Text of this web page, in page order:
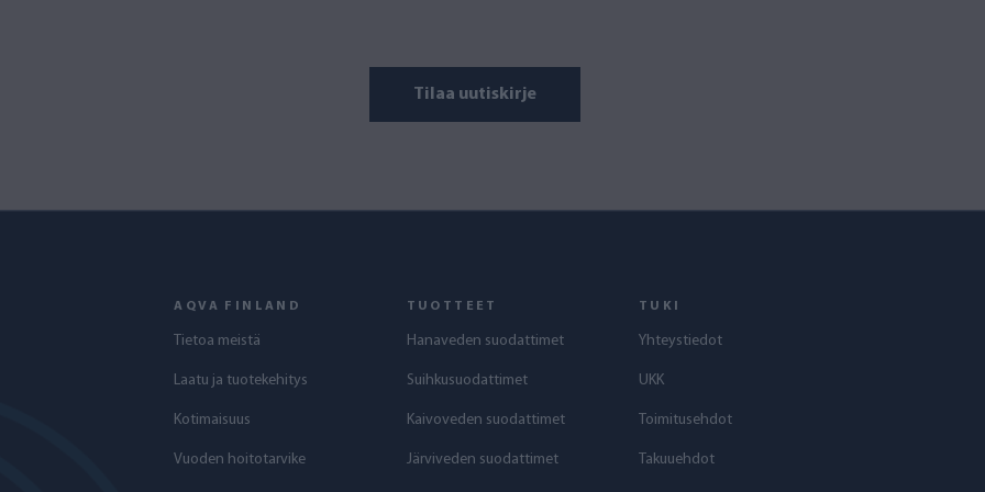
Tilaa uutiskirje
AQVA FINLAND
Tietoa meistä
Laatu ja tuotekehitys
Kotimaisuus
Vuoden hoitotarvike
TUOTTEET
Hanaveden suodattimet
Suihkusuodattimet
Kaivoveden suodattimet
Järviveden suodattimet
TUKI
Yhteystiedot
UKK
Toimitusehdot
Takuuehdot